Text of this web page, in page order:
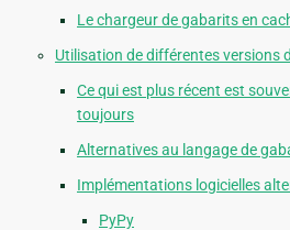
Le chargeur de gabarits en
Utilisation de différentes versions
Ce qui est plus récent est
toujours
Alternatives au langage de
Implémentations logicielles
PyPy